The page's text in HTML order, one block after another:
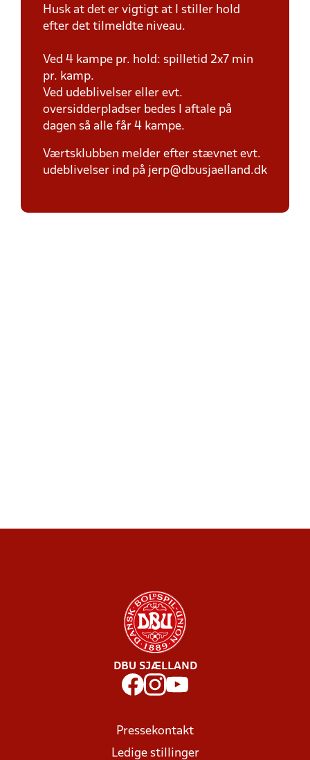
Husk at det er vigtigt at I stiller hold
efter det tilmeldte niveau.
Ved 4 kampe pr. hold: spilletid 2x7 min
pr. kamp.
Ved udeblivelser eller evt.
oversidderpladser bedes I aftale på
dagen så alle får 4 kampe.
Værtsklubben melder efter stævnet evt.
udeblivelser ind på jerp@dbusjaelland.dk
DBU SJÆLLAND
Pressekontakt
Ledige stillinger